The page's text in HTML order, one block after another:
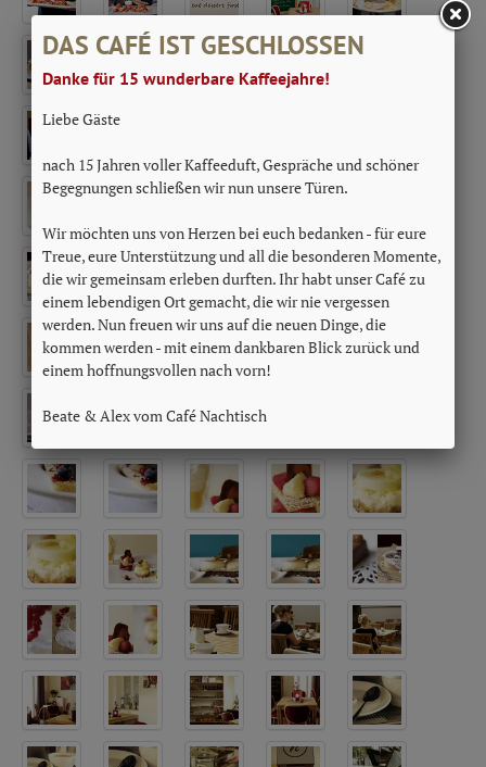
DAS CAFÉ IST GESCHLOSSEN
Danke für 15 wunderbare Kaffeejahre!
Liebe Gäste
nach 15 Jahren voller Kaffeeduft, Gespräche und schöner
Begegnungen schließen wir nun unsere Türen.
Wir möchten uns von Herzen bei euch bedanken - für eure
Treue, eure Unterstützung und all die besonderen Momente,
die wir gemeinsam erleben durften. Ihr habt unser Café zu
einem lebendigen Ort gemacht, die wir nie vergessen
werden. Nun freuen wir uns auf die neuen Dinge, die
kommen werden - mit einem dankbaren Blick zurück und
einem hoffnungsvollen nach vorn!
Beate & Alex vom Café Nachtisch